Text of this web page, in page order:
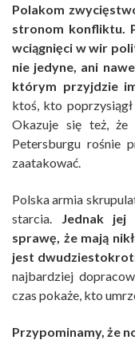
Polakom
stronom konfliktu.
wciągnięci w wir
nie jedyne, ani
którym przyjdzie
ktoś, kto
Okazuje się też,
Petersburgu rośnie
zaatakować.
Polska armia
starcia. Jednak jej
sprawę, że mają
jest
najbardziej
czas pokaże, kto
Przypominamy, że